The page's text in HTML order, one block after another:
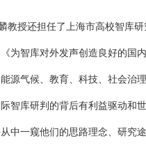
教授还担任了上海市高校智库
为智库对外发声创造良好的国
源气候、教育、科技、社会治
智库研判的背后有利益驱动和
中一窥他们的思路理念、研究